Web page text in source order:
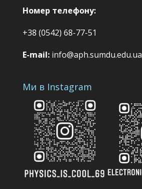
Номер телефону:
+38 (0542) 68-77-51
E-mail:info@aph.sumdu.edu.ua
Ми в Instagram